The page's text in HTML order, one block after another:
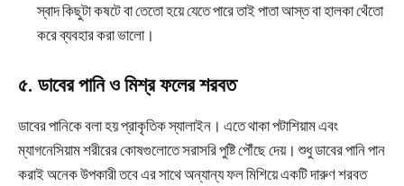
স্বাদ কিছুটা কষটে বা তেতো হয়ে যেতে পারে তাই পাতা আস্ত বা হালকা থেঁতো
করে ব্যবহার করা ভালো।
৫. ডাবের পানি ও মিশ্র ফলের শরবত
ডাবের পানিকে বলা হয় প্রাকৃতিক স্যালাইন। এতে থাকা পটাশিয়াম এবং
ম্যাগনেসিয়াম শরীরের কোষগুলোতে সরাসরি পুষ্টি পৌঁছে দেয়। শুধু ডাবের পানি পান
করাই অনেক উপকারী তবে এর সাথে অন্যান্য ফল মিশিয়ে একটি দারুণ শরবত